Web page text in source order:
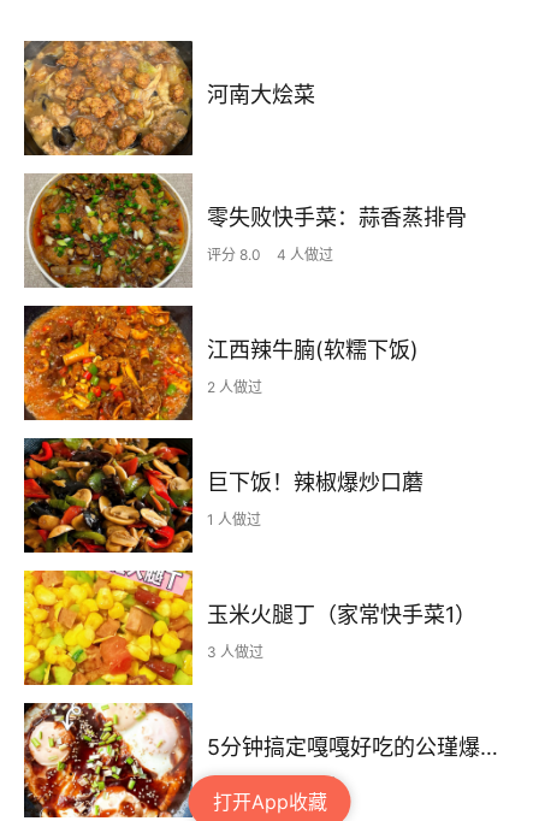
打开App收藏
河南大烩菜
零失败快手菜：蒜香蒸排骨
评分 8.0 4 人做过
江西辣牛腩(软糯下饭)
2 人做过
巨下饭！辣椒爆炒口蘑
1 人做过
玉米火腿丁（家常快手菜1）
3 人做过
5分钟搞定嘎嘎好吃的公瑾爆蛋！巨简单 超下饭~
21 人做过